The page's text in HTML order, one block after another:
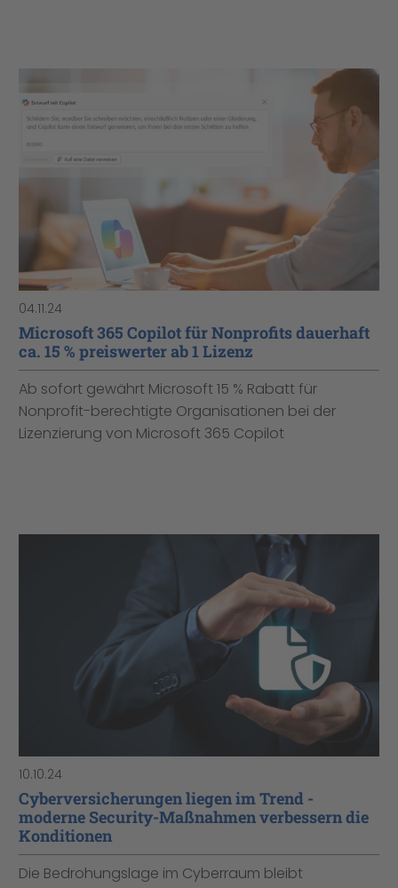
04.11.24
Microsoft 365 Copilot für Nonprofits dauerhaft
ca. 15 % preiswerter ab 1 Lizenz
Ab sofort gewährt Microsoft 15 % Rabatt für
Nonprofit-berechtigte Organisationen bei der
Lizenzierung von Microsoft 365 Copilot
10.10.24
Cyberversicherungen liegen im Trend -
moderne Security-Maßnahmen verbessern die
Konditionen
Die Bedrohungslage im Cyberraum bleibt